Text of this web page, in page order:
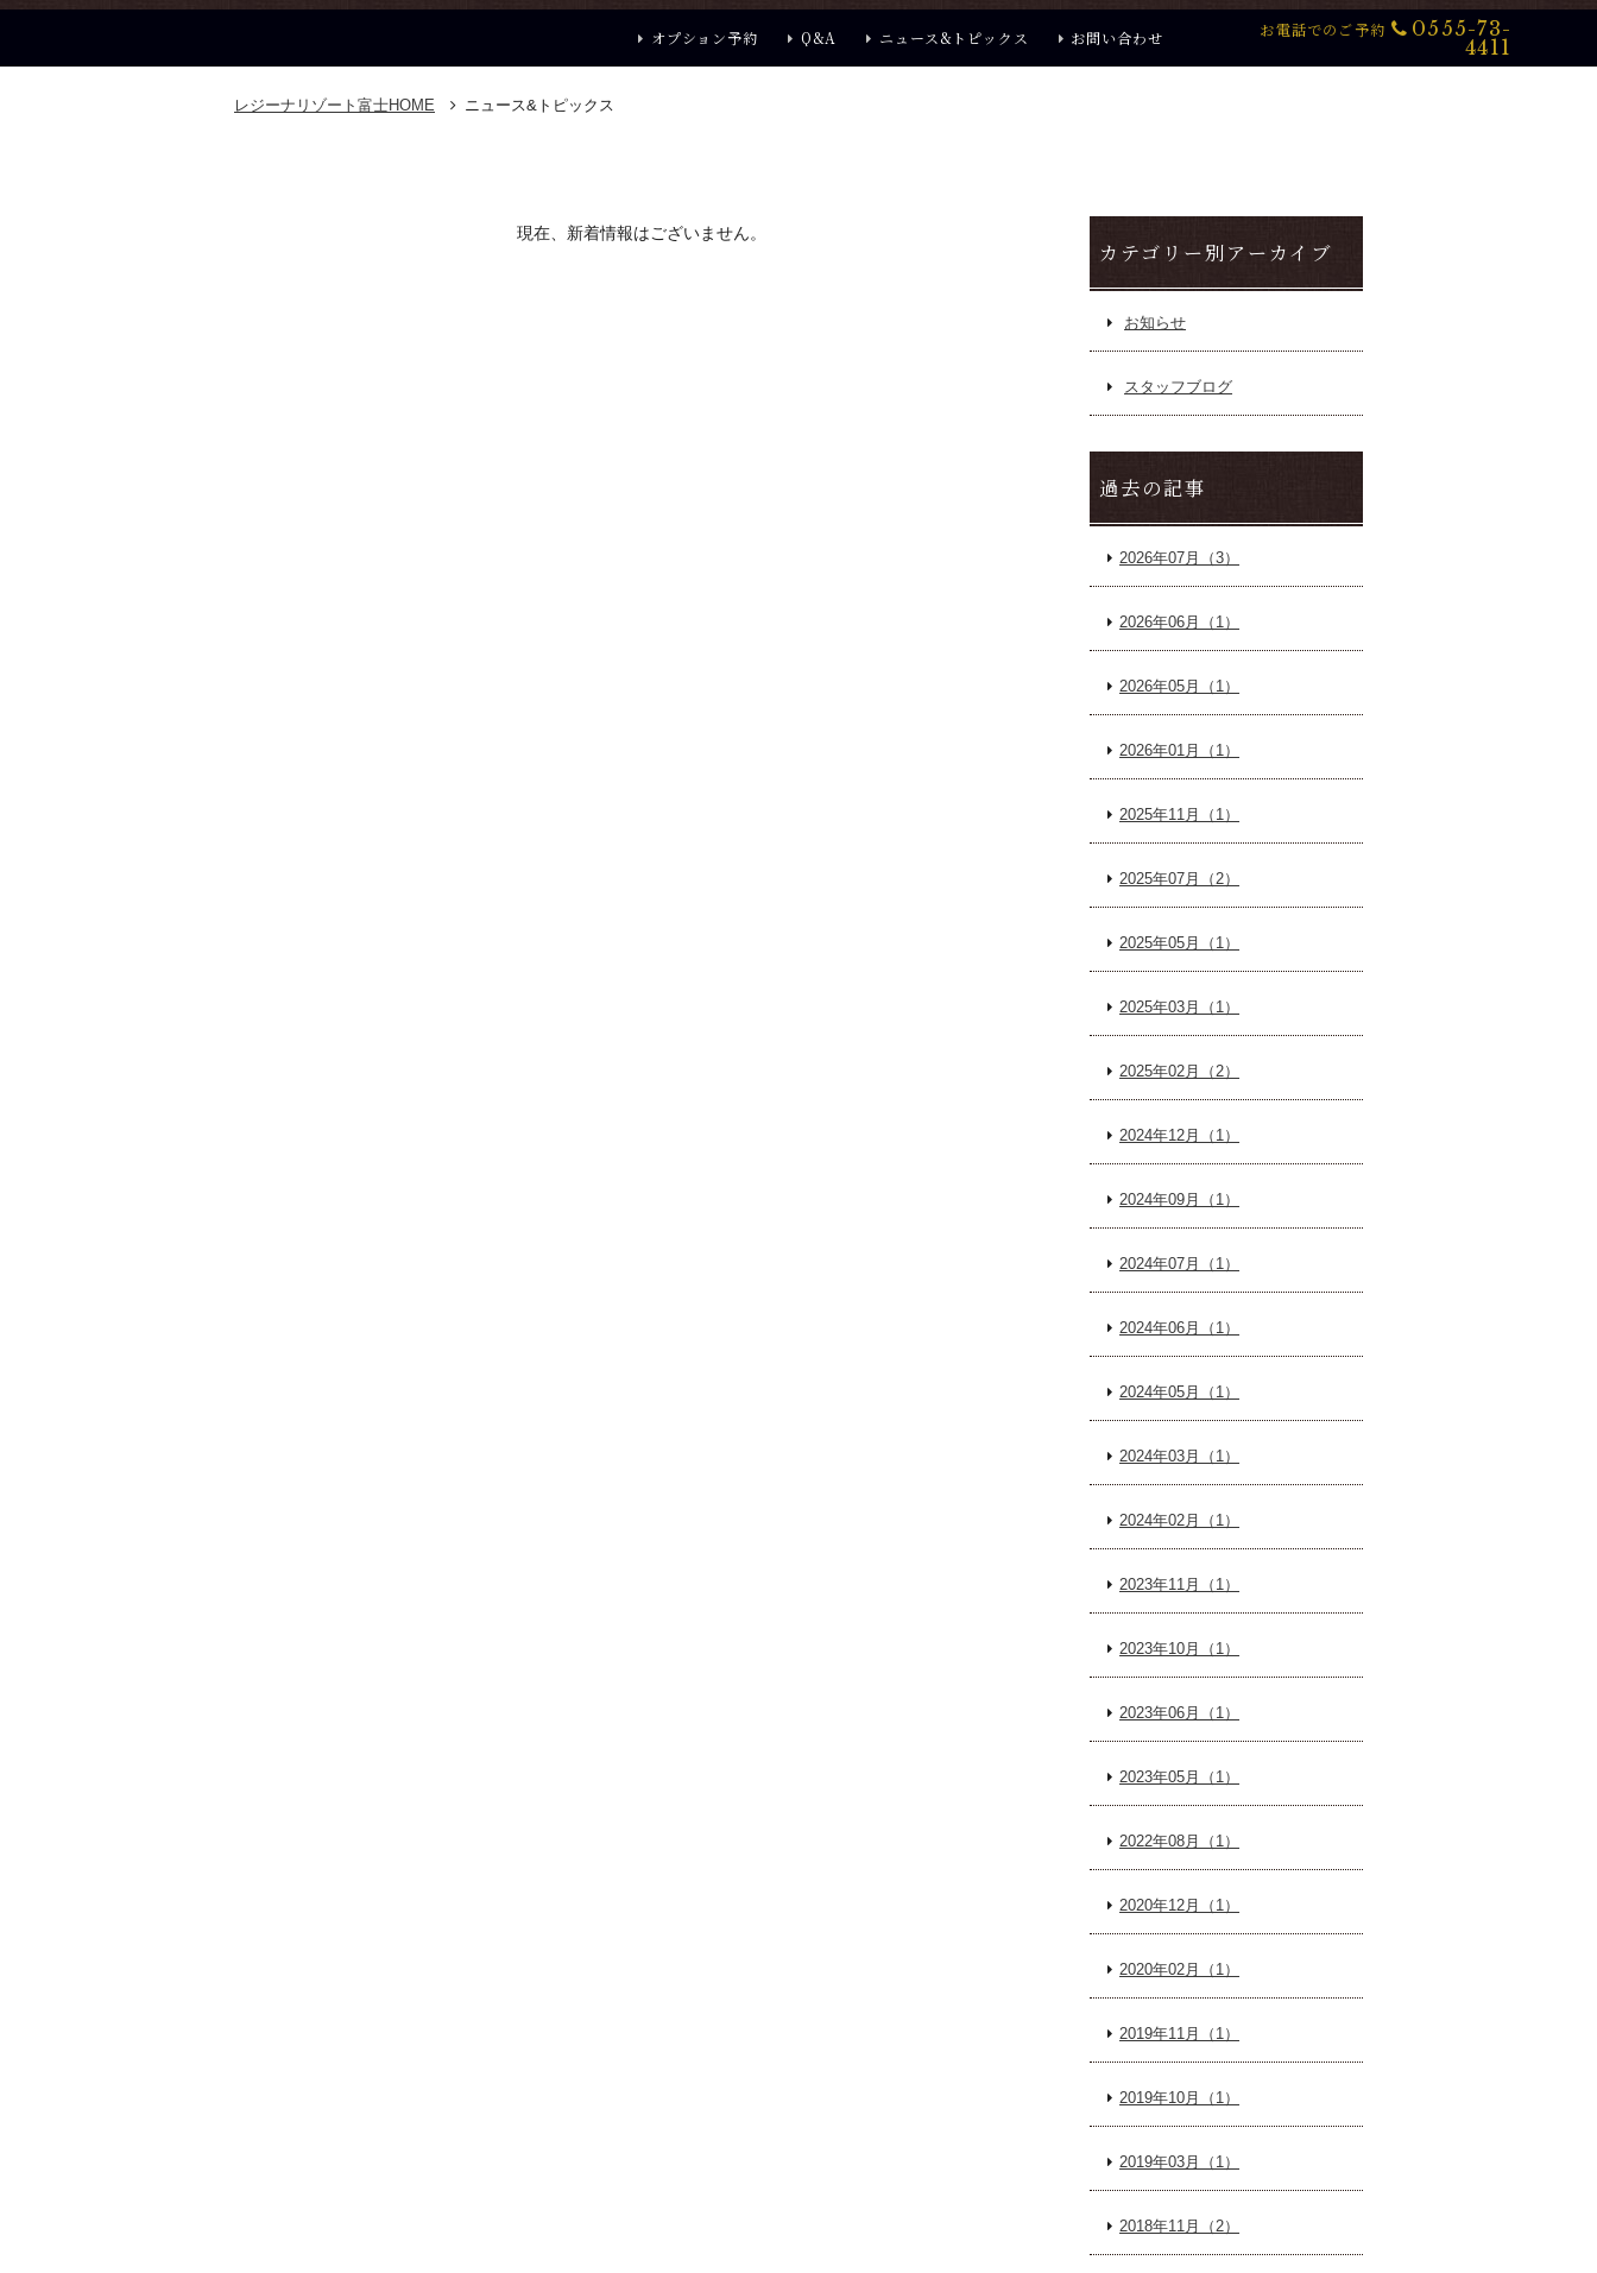
オプション予約 Q&A ニュース&トピックス お問い合わせ お電話でのご予約
0555-73-
4411
レジーナリゾート富士HOME ニュース&トピックス
現在、新着情報はございません。
カテゴリー別アーカイブ
お知らせ
スタッフブログ
過去の記事
2026年07月（3）
2026年06月（1）
2026年05月（1）
2026年01月（1）
2025年11月（1）
2025年07月（2）
2025年05月（1）
2025年03月（1）
2025年02月（2）
2024年12月（1）
2024年09月（1）
2024年07月（1）
2024年06月（1）
2024年05月（1）
2024年03月（1）
2024年02月（1）
2023年11月（1）
2023年10月（1）
2023年06月（1）
2023年05月（1）
2022年08月（1）
2020年12月（1）
2020年02月（1）
2019年11月（1）
2019年10月（1）
2019年03月（1）
2018年11月（2）